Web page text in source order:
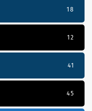
18
12
41
45